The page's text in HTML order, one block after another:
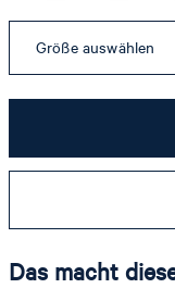
Größe auswählen
Das macht